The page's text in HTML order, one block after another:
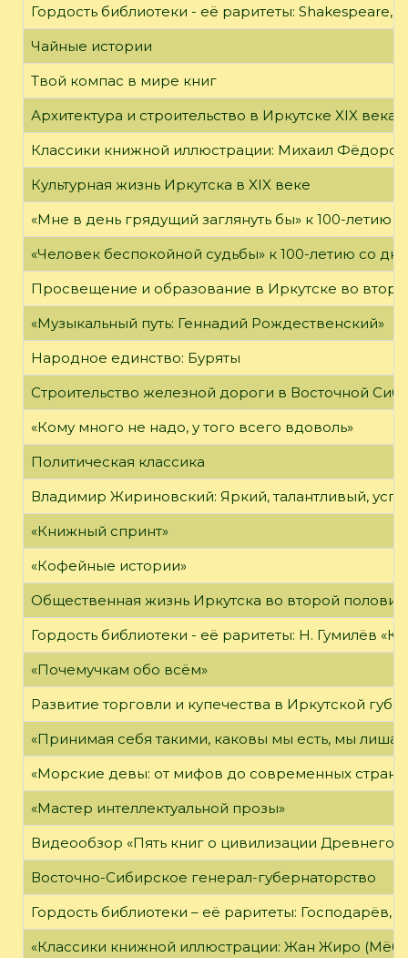
Гордость библиотеки - её раритеты: Shakespeare,
Чайные истории
Твой компас в мире книг
Архитектура и строительство в Иркутске XIX века
Классики книжной иллюстрации: Михаил Фёдоров
Культурная жизнь Иркутска в XIX веке
«Мне в день грядущий заглянуть бы» к 100-летию
«Человек беспокойной судьбы» к 100-летию со
Просвещение и образование в Иркутске во
«Музыкальный путь: Геннадий Рождественский»
Народное единство: Буряты
Строительство железной дороги в Восточной
«Кому много не надо, у того всего вдоволь»
Политическая классика
Владимир Жириновский: Яркий, талантливый,
«Книжный спринт»
«Кофейные истории»
Общественная жизнь Иркутска во второй
Гордость библиотеки - её раритеты: Н. Гумилёв
«Почемучкам обо всём»
Развитие торговли и купечества в Иркутской
«Принимая себя такими, каковы мы есть, мы
«Морские девы: от мифов до современных
«Мастер интеллектуальной прозы»
Видеообзор «Пять книг о цивилизации Древнего
Восточно-Сибирское генерал-губернаторство
Гордость библиотеки – её раритеты:
«Классики книжной иллюстрации: Жан Жиро